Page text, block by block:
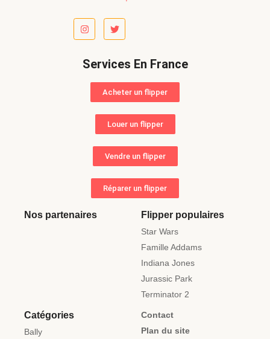
Services En France
Acheter un flipper
Louer un flipper
Vendre un flipper
Réparer un flipper
Nos partenaires Flipper populaires
Star Wars
Famille Addams
Indiana Jones
Jurassic Park
Terminator 2
Catégories
Bally
Contact
Plan du site